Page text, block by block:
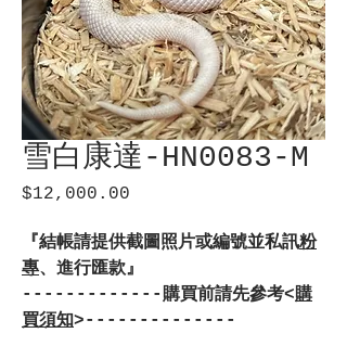
雪白康達-HN0083-M
$12,000.00
『結帳請提供截圖照片或編號並私訊粉
專、進行匯款』
-------------購買前請先參考<購
買須知>--------------